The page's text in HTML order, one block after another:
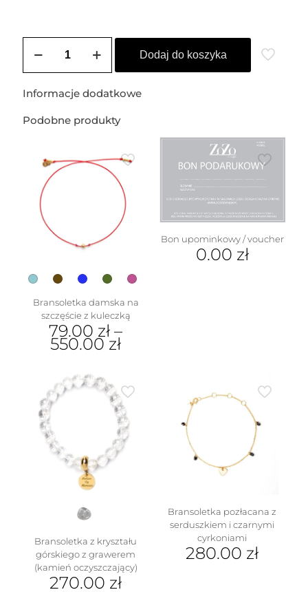
Obrączka
(bagieta)
Dodaj do koszyka
Informacje dodatkowe
Podobne produkty
Bransoletka damska na
szczęście z kuleczką
79.00 zł –
550.00 zł
produkt
ma
wariantów.
można
wybrać
na
stronie
produktu
Bon upominkowy / voucher
0.00 zł
Bransoletka z kryształu
górskiego z grawerem
(kamień oczyszczający)
270.00 zł
Bransoletka pozłacana z
serduszkiem i czarnymi
cyrkoniami
280.00 zł